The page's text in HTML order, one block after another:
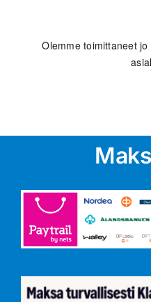
Olemme toimittaneet jo